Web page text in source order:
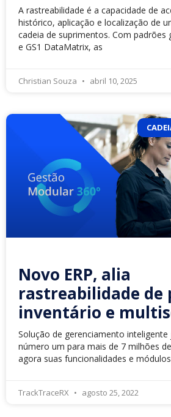
A rastreabilidade é a capacidade de
histórico, aplicação e localização de
cadeia de suprimentos. Com padrões
e GS1 DataMatrix, as
Christian Souza abril 10, 2025
Novo ERP, alia
rastreabilidade de
inventário e
Solução de gerenciamento inteligente
número um para mais de 7 milhões
agora suas funcionalidades e
TrackTraceRX agosto 25, 2022